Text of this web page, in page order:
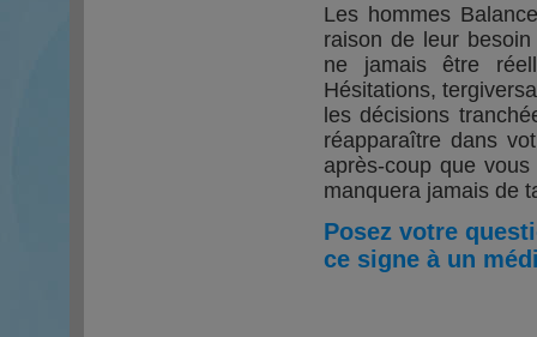
Les hommes
raison de leur
ne jamais être
Hésitations,
les décisions
réapparaître dans
après-coup que
manquera jamais de
Posez votre
ce signe à un